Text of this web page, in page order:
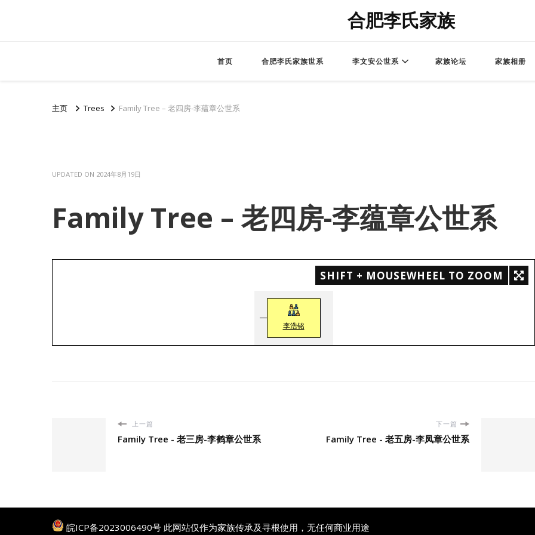
合肥李氏家族
首页 合肥李氏家族世系 李文安公世系 家族论坛 家族相册
主页 Trees Family Tree – 老四房-李蕴章公世系
UPDATED ON 2024年8月19日
Family Tree – 老四房-李蕴章公世系
SHIFT + MOUSEWHEEL TO ZOOM
李浩铭
上一篇
Family Tree - 老三房-李鹤章公世系
下一篇
Family Tree - 老五房-李凤章公世系
皖ICP备2023006490号 此网站仅作为家族传承及寻根使用，无任何商业用途